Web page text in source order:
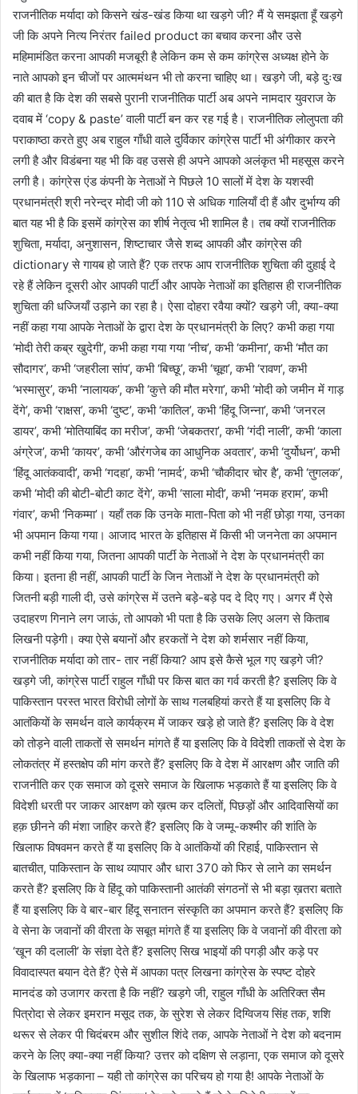
राजनीतिक मर्यादा को किसने खंड-खंड किया था खड़गे जी? मैं ये समझता हूँ खड़गे
जी कि अपने नित्य निरंतर failed product का बचाव करना और उसे
महिमामंडित करना आपकी मजबूरी है लेकिन कम से कम कांग्रेस अध्यक्ष होने के
नाते आपको इन चीजों पर आत्ममंथन भी तो करना चाहिए था। खड़गे जी, बड़े दुःख
की बात है कि देश की सबसे पुरानी राजनीतिक पार्टी अब अपने नामदार युवराज के
दवाब में ‘copy & paste’ वाली पार्टी बन कर रह गई है। राजनीतिक लोलुपता की
पराकाष्ठा करते हुए अब राहुल गाँधी वाले दुर्विकार कांग्रेस पार्टी भी अंगीकार करने
लगी है और विडंबना यह भी कि वह उससे ही अपने आपको अलंकृत भी महसूस करने
लगी है। कांग्रेस एंड कंपनी के नेताओं ने पिछले 10 सालों में देश के यशस्वी
प्रधानमंत्री श्री नरेन्द्र मोदी जी को 110 से अधिक गालियाँ दी हैं और दुर्भाग्य की
बात यह भी है कि इसमें कांग्रेस का शीर्ष नेतृत्व भी शामिल है। तब क्यों राजनीतिक
शुचिता, मर्यादा, अनुशासन, शिष्टाचार जैसे शब्द आपकी और कांग्रेस की
dictionary से गायब हो जाते हैं? एक तरफ आप राजनीतिक शुचिता की दुहाई दे
रहे हैं लेकिन दूसरी ओर आपकी पार्टी और आपके नेताओं का इतिहास ही राजनीतिक
शुचिता की धज्जियाँ उड़ाने का रहा है। ऐसा दोहरा रवैया क्यों? खड़गे जी, क्या-क्या
नहीं कहा गया आपके नेताओं के द्वारा देश के प्रधानमंत्री के लिए? कभी कहा गया
‘मोदी तेरी कब्र खुदेगी’, कभी कहा गया गया ‘नीच’, कभी ‘कमीना’, कभी ‘मौत का
सौदागर’, कभी ‘जहरीला सांप’, कभी ‘बिच्छू’, कभी ‘चूहा’, कभी ‘रावण’, कभी
‘भस्मासुर’, कभी ‘नालायक’, कभी ‘कुत्ते की मौत मरेगा’, कभी ‘मोदी को जमीन में गाड़
देंगे’, कभी ‘राक्षस’, कभी ‘दुष्ट’, कभी ‘कातिल’, कभी ‘हिंदू जिन्ना’, कभी ‘जनरल
डायर’, कभी ‘मोतियाबिंद का मरीज’, कभी ‘जेबकतरा’, कभी ‘गंदी नाली’, कभी ‘काला
अंग्रेज’, कभी ‘कायर’, कभी ‘औरंगजेब का आधुनिक अवतार’, कभी ‘दुर्योधन’, कभी
‘हिंदू आतंकवादी’, कभी ‘गदहा’, कभी ‘नामर्द’, कभी ‘चौकीदार चोर है’, कभी ‘तुगलक’,
कभी ‘मोदी की बोटी-बोटी काट देंगे’, कभी ‘साला मोदी’, कभी ‘नमक हराम’, कभी
गंवार’, कभी ‘निकम्मा’। यहाँ तक कि उनके माता-पिता को भी नहीं छोड़ा गया, उनका
भी अपमान किया गया। आजाद भारत के इतिहास में किसी भी जननेता का अपमान
कभी नहीं किया गया, जितना आपकी पार्टी के नेताओं ने देश के प्रधानमंत्री का
किया। इतना ही नहीं, आपकी पार्टी के जिन नेताओं ने देश के प्रधानमंत्री को
जितनी बड़ी गाली दी, उसे कांग्रेस में उतने बड़े-बड़े पद दे दिए गए। अगर मैं ऐसे
उदाहरण गिनाने लग जाऊं, तो आपको भी पता है कि उसके लिए अलग से किताब
लिखनी पड़ेगी। क्या ऐसे बयानों और हरकतों ने देश को शर्मसार नहीं किया,
राजनीतिक मर्यादा को तार- तार नहीं किया? आप इसे कैसे भूल गए खड़गे जी?
खड़गे जी, कांग्रेस पार्टी राहुल गाँधी पर किस बात का गर्व करती है? इसलिए कि वे
पाकिस्तान परस्त भारत विरोधी लोगों के साथ गलबहियां करते हैं या इसलिए कि वे
आतंकियों के समर्थन वाले कार्यक्रम में जाकर खड़े हो जाते हैं? इसलिए कि वे देश
को तोड़ने वाली ताकतों से समर्थन मांगते हैं या इसलिए कि वे विदेशी ताकतों से देश के
लोकतंत्र में हस्तक्षेप की मांग करते हैं? इसलिए कि वे देश में आरक्षण और जाति की
राजनीति कर एक समाज को दूसरे समाज के खिलाफ भड़काते हैं या इसलिए कि वे
विदेशी धरती पर जाकर आरक्षण को ख़त्म कर दलितों, पिछड़ों और आदिवासियों का
हक़ छीनने की मंशा जाहिर करते हैं? इसलिए कि वे जम्मू-कश्मीर की शांति के
खिलाफ विषवमन करते हैं या इसलिए कि वे आतंकियों की रिहाई, पाकिस्तान से
बातचीत, पाकिस्तान के साथ व्यापार और धारा 370 को फिर से लाने का समर्थन
करते हैं? इसलिए कि वे हिंदू को पाकिस्तानी आतंकी संगठनों से भी बड़ा ख़तरा बताते
हैं या इसलिए कि वे बार-बार हिंदू सनातन संस्कृति का अपमान करते हैं? इसलिए कि
वे सेना के जवानों की वीरता के सबूत मांगते हैं या इसलिए कि वे जवानों की वीरता को
‘खून की दलाली’ के संज्ञा देते हैं? इसलिए सिख भाइयों की पगड़ी और कड़े पर
विवादास्पत बयान देते हैं? ऐसे में आपका पत्र लिखना कांग्रेस के स्पष्ट दोहरे
मानदंड को उजागर करता है कि नहीं? खड़गे जी, राहुल गाँधी के अतिरिक्त सैम
पित्रोदा से लेकर इमरान मसूद तक, के सुरेश से लेकर दिग्विजय सिंह तक, शशि
थरूर से लेकर पी चिदंबरम और सुशील शिंदे तक, आपके नेताओं ने देश को बदनाम
करने के लिए क्या-क्या नहीं किया? उत्तर को दक्षिण से लड़ाना, एक समाज को दूसरे
के खिलाफ भड़काना – यही तो कांग्रेस का परिचय हो गया है! आपके नेताओं के